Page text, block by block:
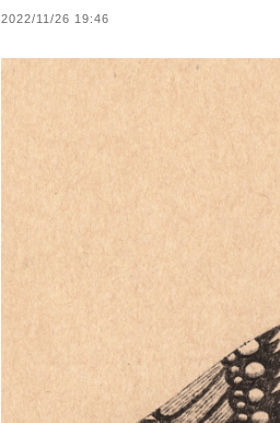
2022/11/26 19:46